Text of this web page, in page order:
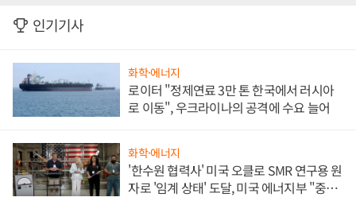
인기기사
화학·에너지
로이터 "정제연료 3만 톤 한국에서 러시아
로 이동", 우크라이나의 공격에 수요 늘어
화학·에너지
'한수원 협력사' 미국 오클로 SMR 연구용 원
자로 '임계 상태' 도달, 미국 에너지부 "중요